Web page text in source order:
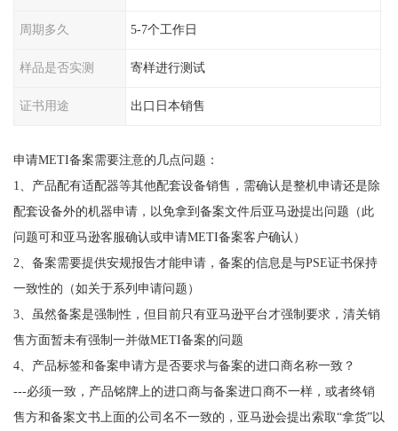
周期多久 5-7个工作日
样品是否实测 寄样进行测试
证书用途 出口日本销售
申请METI备案需要注意的几点问题：
1、产品配有适配器等其他配套设备销售，需确认是整机申请还是除
配套设备外的机器申请，以免拿到备案文件后亚马逊提出问题（此
问题可和亚马逊客服确认或申请METI备案客户确认）
2、备案需要提供安规报告才能申请，备案的信息是与PSE证书保持
一致性的（如关于系列申请问题）
3、虽然备案是强制性，但目前只有亚马逊平台才强制要求，清关销
售方面暂未有强制一并做METI备案的问题
4、产品标签和备案申请方是否要求与备案的进口商名称一致？
---必须一致，产品铭牌上的进口商与备案进口商不一样，或者终销
售方和备案文书上面的公司名不一致的，亚马逊会提出索取“拿货”以